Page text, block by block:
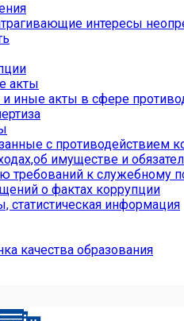
интересы
акты
иные акты в сфере
с противодействием
имуществе и
требований к служебному
о фактах коррупции
статистическая информация
качества образования